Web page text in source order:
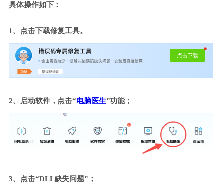
具体操作如下：
1、点击下载修复工具。
2、启动软件，点击“电脑医生”功能；
3、点击“DLL缺失问题”；